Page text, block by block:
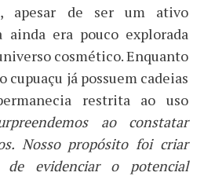
apesar de ser um ativo
ainda era pouco explorada
cosmético. Enquanto
cupuaçu já possuem cadeias
restrita ao uso
ao constatar
Nosso propósito foi criar
evidenciar o potencial